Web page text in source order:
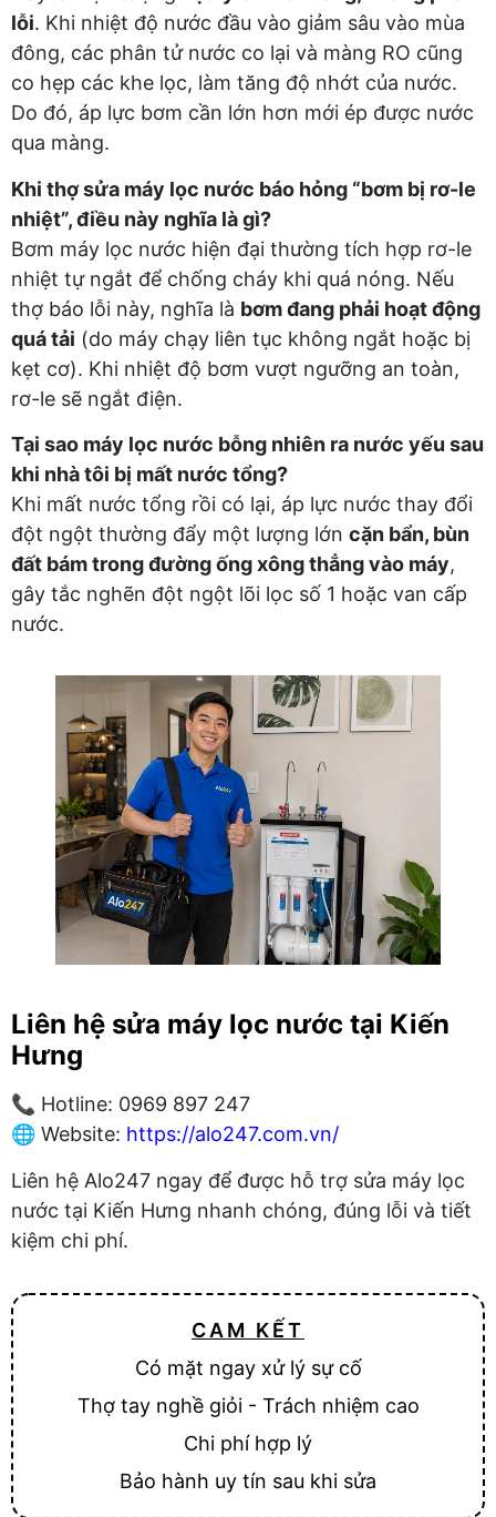
lỗi. Khi nhiệt độ nước đầu vào giảm sâu vào mùa
đông, các phân tử nước co lại và màng RO cũng
co hẹp các khe lọc, làm tăng độ nhớt của nước.
Do đó, áp lực bơm cần lớn hơn mới ép được nước
qua màng.
Khi thợ sửa máy lọc nước báo hỏng “bơm bị rơ-le
nhiệt”, điều này nghĩa là gì?
Bơm máy lọc nước hiện đại thường tích hợp rơ-le
nhiệt tự ngắt để chống cháy khi quá nóng. Nếu
thợ báo lỗi này, nghĩa là bơm đang phải hoạt động
quá tải (do máy chạy liên tục không ngắt hoặc bị
kẹt cơ). Khi nhiệt độ bơm vượt ngưỡng an toàn,
rơ-le sẽ ngắt điện.
Tại sao máy lọc nước bỗng nhiên ra nước yếu sau
khi nhà tôi bị mất nước tổng?
Khi mất nước tổng rồi có lại, áp lực nước thay đổi
đột ngột thường đẩy một lượng lớn cặn bẩn, bùn
đất bám trong đường ống xông thẳng vào máy,
gây tắc nghẽn đột ngột lõi lọc số 1 hoặc van cấp
nước.
Liên hệ sửa máy lọc nước tại Kiến
Hưng
📞 Hotline: 0969 897 247
🌐 Website: https://alo247.com.vn/
Liên hệ Alo247 ngay để được hỗ trợ sửa máy lọc
nước tại Kiến Hưng nhanh chóng, đúng lỗi và tiết
kiệm chi phí.
CAM KẾT
Có mặt ngay xử lý sự cố
Thợ tay nghề giỏi - Trách nhiệm cao
Chi phí hợp lý
Bảo hành uy tín sau khi sửa